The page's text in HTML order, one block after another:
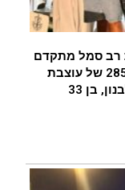
רב סמל מתקדם
(במיל׳) תמיר וקנין ז"ל, לוחם בגדוד 2855 של עוצבת
חוד החנית (55), שנפל בקרב בדרום לבנון, בן 33